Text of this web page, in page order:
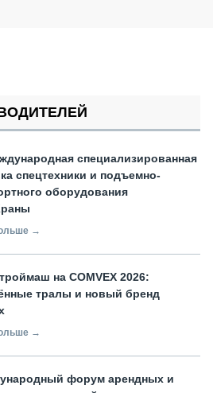
специализированная
спецтехники и подъемно-
оборудования
→
на COMVEX 2026:
тралы и новый бренд
→
форум арендных и